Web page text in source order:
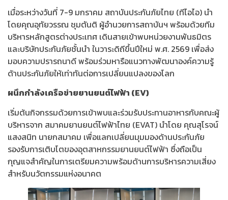
เมื่อระหว่างวันที่ 7-9 มกราคม สถาบันประกันภัยไทย (ทีไอไอ) นำ
โดยคุณอุทัยวรรณ ชุมตันติ ผู้อำนวยการสถาบันฯ พร้อมด้วยทีม
บริหารหลักสูตรต่างประเทศ เดินสายเข้าพบหน่วยงานพันธมิตร
และบริษัทประกันภัยชั้นนำ ในวาระดิถีขึ้นปีใหม่ พ.ศ. 2569 เพื่อส่ง
มอบความปรารถนาดี พร้อมร่วมหารือแนวทางพัฒนาองค์ความรู้
ด้านประกันภัยให้เท่าทันต่อการเปลี่ยนแปลงของโลก
ผนึกกำลังเครือข่ายยานยนต์ไฟฟ้า (EV)
เริ่มต้นกิจกรรมด้วยการเข้าพบและร่วมรับประทานอาหารกับคณะผู้
บริหารจาก สมาคมยานยนต์ไฟฟ้าไทย (EVAT) นำโดย คุณสุโรจน์
แสงสนิท นายกสมาคม เพื่อแลกเปลี่ยนมุมมองด้านประกันภัย
รองรับการเติบโตของอุตสาหกรรมยานยนต์ไฟฟ้า ซึ่งถือเป็น
กุญแจสำคัญในการเตรียมความพร้อมด้านการบริหารความเสี่ยง
สำหรับนวัตกรรมแห่งอนาคต